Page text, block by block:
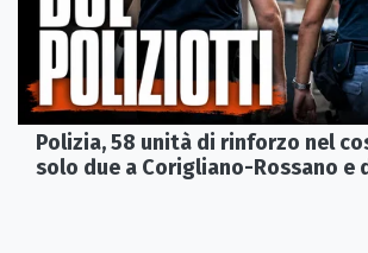
Polizia, 58 unità di rinforzo nel
solo due a Corigliano-Rossano e